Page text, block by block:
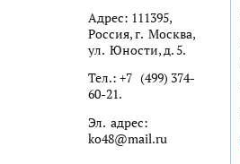
Адрес: 111395,
Россия, г. Москва,
ул. Юности, д. 5.
Тел.: +7 (499) 374-
60-21.
Эл. адрес:
ko48@mail.ru